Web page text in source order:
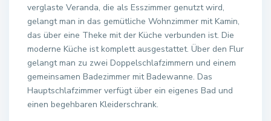
verglaste Veranda, die als Esszimmer genutzt wird,
gelangt man in das gemütliche Wohnzimmer mit Kamin,
das über eine Theke mit der Küche verbunden ist. Die
moderne Küche ist komplett ausgestattet. Über den Flur
gelangt man zu zwei Doppelschlafzimmern und einem
gemeinsamen Badezimmer mit Badewanne. Das
Hauptschlafzimmer verfügt über ein eigenes Bad und
einen begehbaren Kleiderschrank.